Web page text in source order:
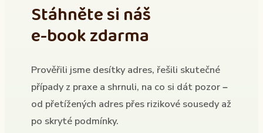
Stáhněte si náš
e-book zdarma
Prověřili jsme desítky adres, řešili skutečné
případy z praxe a shrnuli, na co si dát pozor –
od přetížených adres přes rizikové sousedy až
po skryté podmínky.